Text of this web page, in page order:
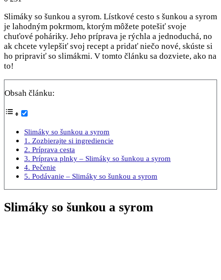
Slimáky so šunkou a syrom. Lístkové cesto s šunkou a syrom
je lahodným pokrmom, ktorým môžete potešiť svoje
chuťové poháriky. Jeho príprava je rýchla a jednoduchá, no
ak chcete vylepšiť svoj recept a pridať niečo nové, skúste si
ho pripraviť so slimákmi. V tomto článku sa dozviete, ako na
to!
Obsah článku:
Slimáky so šunkou a syrom
1. Zozbierajte si ingrediencie
2. Príprava cesta
3. Príprava plnky – Slimáky so šunkou a syrom
4. Pečenie
5. Podávanie – Slimáky so šunkou a syrom
Slimáky so šunkou a syrom